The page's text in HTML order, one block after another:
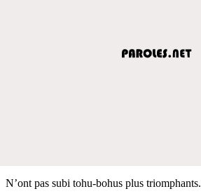
N’ont pas subi tohu-bohus plus triomphants.